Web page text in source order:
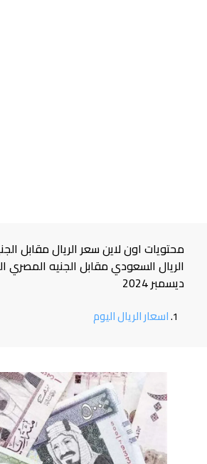
محتويات اون لاين سعر الريال مقابل
ديسمبر 2024
اسعار الريال اليوم